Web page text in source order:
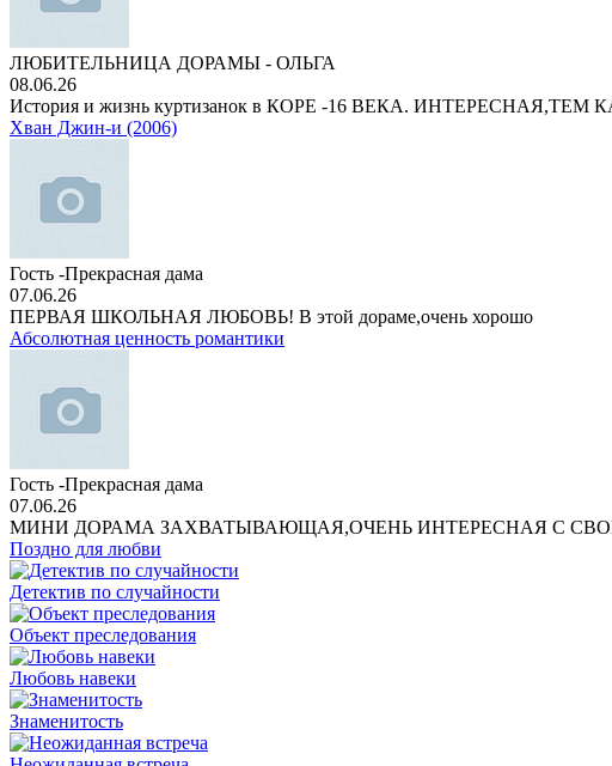
ЛЮБИТЕЛЬНИЦА ДОРАМЫ - ОЛЬГА
08.06.26
История и жизнь куртизанок в КОРЕ -16 ВЕКА. ИНТЕРЕСНАЯ,ТЕМ
Хван Джин-и (2006)
Гость -Прекрасная дама
07.06.26
ПЕРВАЯ ШКОЛЬНАЯ ЛЮБОВЬ! В этой дораме,очень хорошо
Абсолютная ценность романтики
Гость -Прекрасная дама
07.06.26
МИНИ ДОРАМА ЗАХВАТЫВАЮЩАЯ,ОЧЕНЬ ИНТЕРЕСНАЯ С
Поздно для любви
Детектив по случайности
Объект преследования
Любовь навеки
Знаменитость